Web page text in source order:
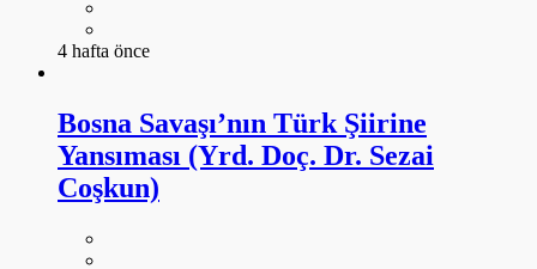
4 hafta önce
Bosna Savaşı’nın Türk Şiirine
Yansıması (Yrd. Doç. Dr. Sezai
Coşkun)